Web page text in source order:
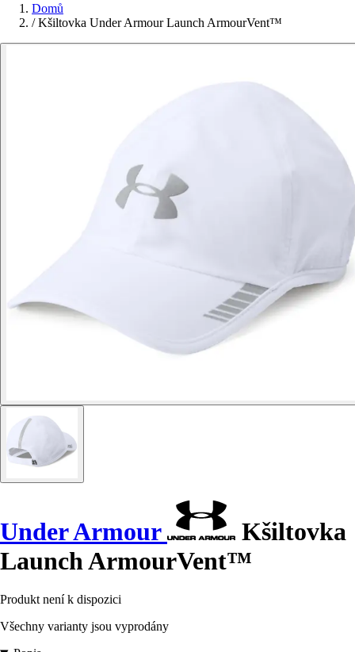
Domů
/ Kšiltovka Under Armour Launch ArmourVent™
Under Armour
Kšiltovka
Launch ArmourVent™
Produkt není k dispozici
Všechny varianty jsou vyprodány